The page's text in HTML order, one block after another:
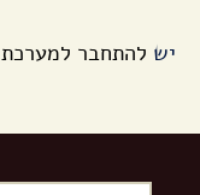
יש להתחבר למערכת